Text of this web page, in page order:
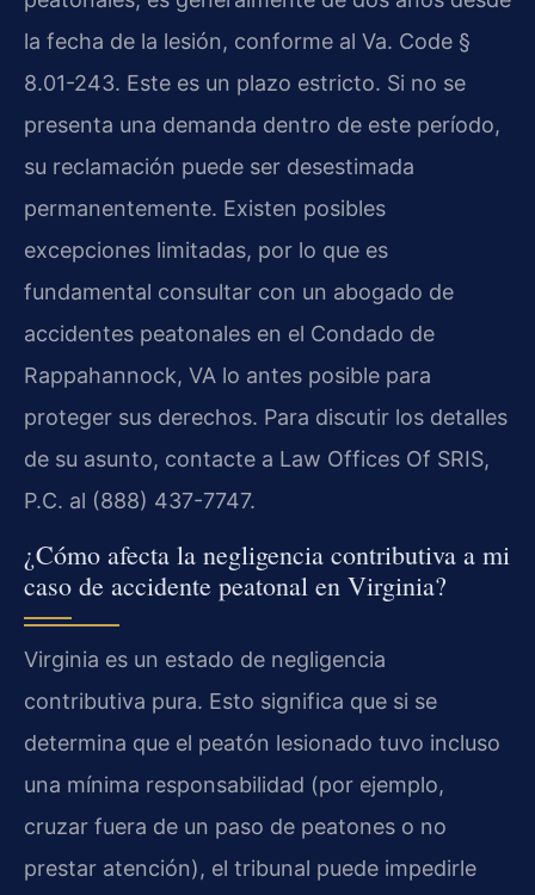
la fecha de la lesión, conforme al Va. Code §
8.01-243. Este es un plazo estricto. Si no se
presenta una demanda dentro de este período,
su reclamación puede ser desestimada
permanentemente. Existen posibles
excepciones limitadas, por lo que es
fundamental consultar con un abogado de
accidentes peatonales en el Condado de
Rappahannock, VA lo antes posible para
proteger sus derechos. Para discutir los detalles
de su asunto, contacte a Law Offices Of SRIS,
P.C. al (888) 437-7747.
¿Cómo afecta la negligencia contributiva a mi
caso de accidente peatonal en Virginia?
Virginia es un estado de negligencia
contributiva pura. Esto significa que si se
determina que el peatón lesionado tuvo incluso
una mínima responsabilidad (por ejemplo,
cruzar fuera de un paso de peatones o no
prestar atención), el tribunal puede impedirle